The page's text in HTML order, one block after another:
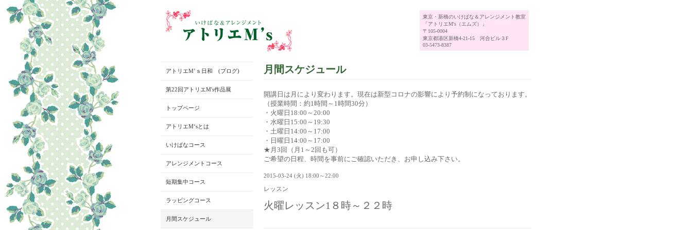
東京・新橋のいけばな＆アレンジメント教室
「アトリエM's（エムズ）」
〒105-0004
東京都港区新橋4-21-15 河合ビル３F
03-5473-8387
月間スケジュール
開講日は月により変わります。現在は新型コロナの影響により予約制になっております。
（授業時間：約1時間～1時間30分）
・火曜日18:00～20:00
・水曜日15:00～19:30
・土曜日14:00～17:00
・日曜日14:00～17:00
★月3回（月1～2回も可）
ご希望の日程、時間を事前にご確認いただき、お申し込み下さい。
2015-03-24 (火) 18:00～22:00
レッスン
火曜レッスン1８時～２２時
アトリエM’ｓ日和 (ブログ)
第22回アトリエM's作品展
トップページ
アトリエM‘sとは
いけばなコース
アレンジメントコース
短期集中コース
ラッピングコース
月間スケジュール